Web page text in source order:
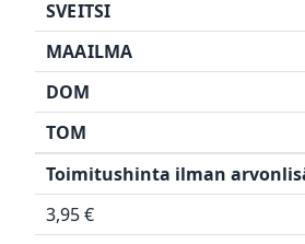
SVEITSI
MAAILMA
DOM
TOM
Toimitushinta ilman
3,95 €